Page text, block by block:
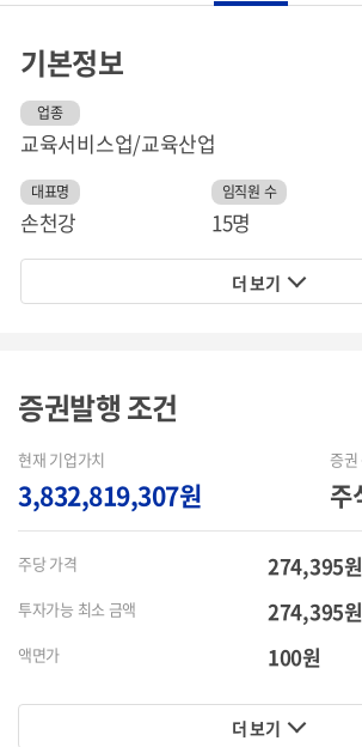
기본정보
업종
교육서비스업/교육산업
대표명
손천강
임직원 수
15명
더 보기
증권발행조건
현재 기업가치
3,832,819,307원
증권
주
주당 가격 274,395원
투자가능 최소 금액 274,395원
액면가 100원
더 보기